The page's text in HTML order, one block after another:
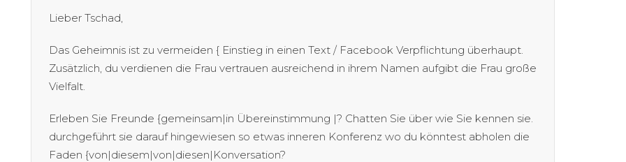
Lieber Tschad,
Das Geheimnis ist zu vermeiden { Einstieg in einen Text / Facebook Verpflichtung überhaupt.
Zusätzlich, du verdienen die Frau vertrauen ausreichend in ihrem Namen aufgibt die Frau große
Vielfalt.
Erleben Sie Freunde {gemeinsam|in Übereinstimmung |? Chatten Sie über wie Sie kennen sie.
durchgeführt sie darauf hingewiesen so etwas inneren Konferenz wo du könntest abholen die
Faden {von|diesem|von|diesen|Konversation?